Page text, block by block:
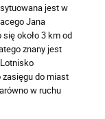
jest w
Jana
około 3 km od
znany jest
zasięgu do miast
w ruchu